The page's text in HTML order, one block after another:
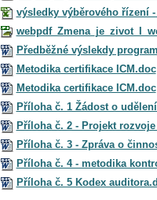
výsledky výběrového řízení
Předběžné výslekdy
Metodika certifikace ICM.doc
Metodika certifikace ICM.doc
Příloha č. 1 Žádost o
Příloha č. 2 - Projekt
Příloha č. 3 - Zpráva o
Příloha č. 4 - metodika
Příloha č. 5 Kodex